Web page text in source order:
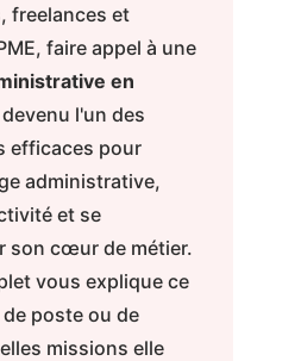
freelances et
faire appel à une
en
l'un des
efficaces pour
administrative,
et se
son cœur de métier.
vous explique ce
poste ou de
missions elle